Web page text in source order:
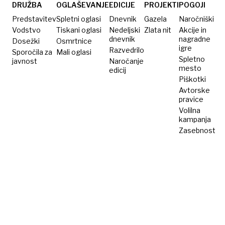
800 in
kdo le
15 evrov
bruto?
DRUŽBA
Predstavitev
Vodstvo
Dosežki
Sporočila za
javnost
OGLAŠEVANJE
Spletni oglasi
Tiskani oglasi
Osmrtnice
Mali oglasi
EDICIJE
Dnevnik
Nedeljski
dnevnik
Razvedrilo
Naročanje
edicij
PROJEKTI
Gazela
Zlata nit
POGOJI
Naročniški
Akcije in
nagradne
igre
Spletno
mesto
Piškotki
Avtorske
pravice
Volilna
kampanja
Zasebnost